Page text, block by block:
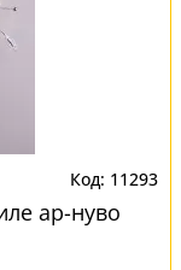
11293
ар-нуво